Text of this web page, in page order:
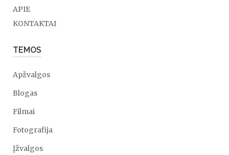
APIE
KONTAKTAI
TEMOS
Apžvalgos
Blogas
Filmai
Fotografija
Įžvalgos